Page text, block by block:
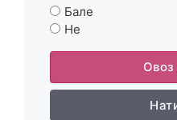
Бале
Не